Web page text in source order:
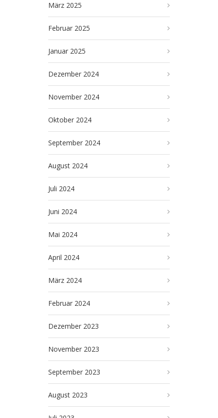
März 2025
Februar 2025
Januar 2025
Dezember 2024
November 2024
Oktober 2024
September 2024
August 2024
Juli 2024
Juni 2024
Mai 2024
April 2024
März 2024
Februar 2024
Dezember 2023
November 2023
September 2023
August 2023